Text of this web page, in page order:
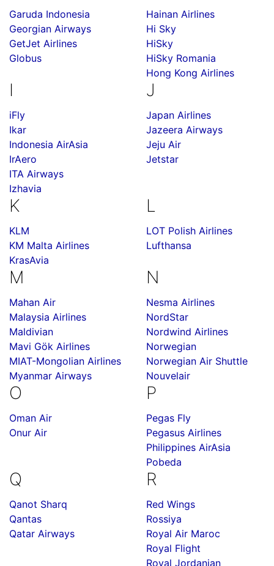
Garuda Indonesia
Georgian Airways
GetJet Airlines
Globus
Hainan Airlines
Hi Sky
HiSky
HiSky Romania
Hong Kong Airlines
I
iFly
Ikar
Indonesia AirAsia
IrAero
ITA Airways
Izhavia
J
Japan Airlines
Jazeera Airways
Jeju Air
Jetstar
K
KLM
KM Malta Airlines
KrasAvia
L
LOT Polish Airlines
Lufthansa
M
Mahan Air
Malaysia Airlines
Maldivian
Mavi Gök Airlines
MIAT-Mongolian Airlines
Myanmar Airways
N
Nesma Airlines
NordStar
Nordwind Airlines
Norwegian
Norwegian Air Shuttle
Nouvelair
O
Oman Air
Onur Air
P
Pegas Fly
Pegasus Airlines
Philippines AirAsia
Pobeda
Q
Qanot Sharq
Qantas
Qatar Airways
R
Red Wings
Rossiya
Royal Air Maroc
Royal Flight
Royal Jordanian